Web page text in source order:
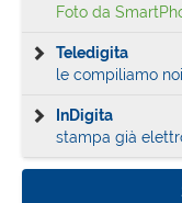
Foto da
Teledigita
le compiliamo
InDigita
stampa già